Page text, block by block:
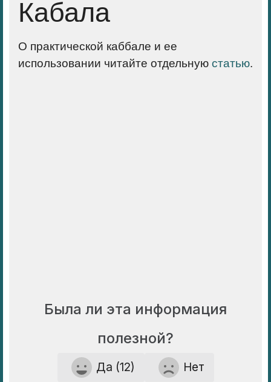
Кабала
О практической каббале и ее
использовании читайте отдельную статью.
Была ли эта информация
полезной?
Да (12) Нет